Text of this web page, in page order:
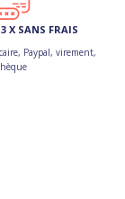
X SANS FRAIS
Paypal, virement,